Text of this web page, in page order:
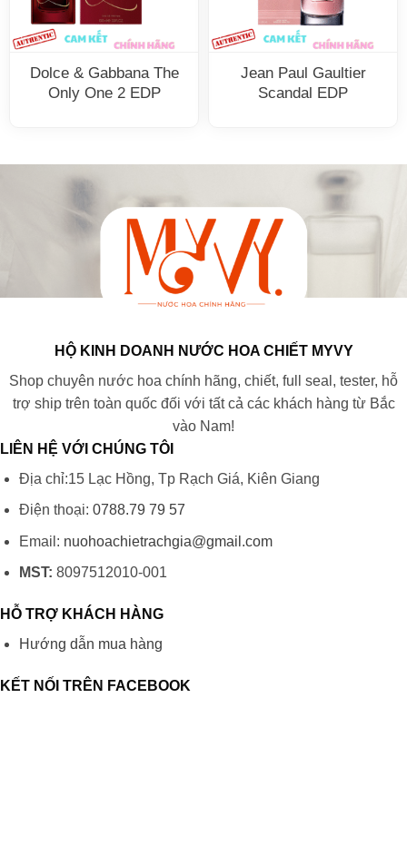
Dolce & Gabbana The
Only One 2 EDP
Jean Paul Gaultier
Scandal EDP
HỘ KINH DOANH NƯỚC HOA CHIẾT MYVY
Shop chuyên nước hoa chính hãng, chiết, full seal, tester, hỗ
trợ ship trên toàn quốc đối với tất cả các khách hàng từ Bắc
vào Nam!
LIÊN HỆ VỚI CHÚNG TÔI
Địa chỉ:15 Lạc Hồng, Tp Rạch Giá, Kiên Giang
Điện thoại: 0788.79 79 57
Email: nuohoachietrachgia@gmail.com
MST: 8097512010-001
HỖ TRỢ KHÁCH HÀNG
Hướng dẫn mua hàng
KẾT NỐI TRÊN FACEBOOK